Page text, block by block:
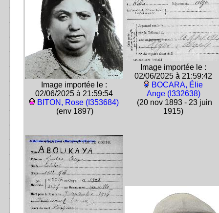
Image importée le :
02/06/2025 à 21:59:54
BITON, Rose (I353684)
(env 1897)
Image importée le :
02/06/2025 à 21:59:42
BOCARA, Élie
Ange (I332638)
(20 nov 1893 - 23 juin
1915)